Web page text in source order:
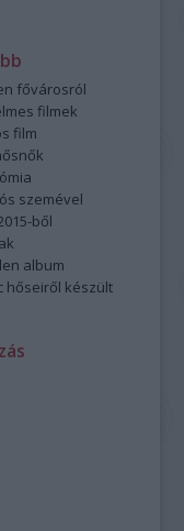
fővárosról
filmek
film
szemével
ből
album
hőseiről készült